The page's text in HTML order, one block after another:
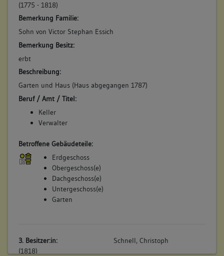
(1775 - 1818)
Bemerkung Familie:
Sohn von Victor Stephan Essich
Bemerkung Besitz:
erbt
Beschreibung:
Garten und Haus (Haus abgegangen 1787)
Beruf / Amt / Titel:
Keller
Verwalter
Betroffene Gebäudeteile:
Erdgeschoss
Obergeschoss(e)
Dachgeschoss(e)
Untergeschoss(e)
Garten
3. Besitzer:in:
(1818)
Schnell, Christoph